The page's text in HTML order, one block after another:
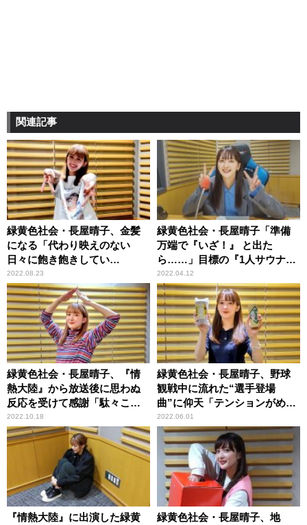
関連記事
緑黄色社会・長屋晴子、金髪
になる「代わり映えのない
日々に飽き飽きしてい
て……」
2022.08.23
緑黄色社会・長屋晴子「準備
万端で『いざ！』 と出た
ら……」目標の『1人サウナ』
は叶わず「ごめんなさい！」
2022.04.12
緑黄色社会・長屋晴子、『情
熱大陸』から放送後に思わぬ
反応を受けて感謝「駄々こね
てよかったな」
2022.10.18
緑黄色社会・長屋晴子、野球
観戦中に流れた“選手登場
曲”に仰天「テンションがめっ
ちゃ上がりましたね！」
2022.06.01
『情熱大陸』に出演した緑黄
緑黄色社会・長屋晴子、地